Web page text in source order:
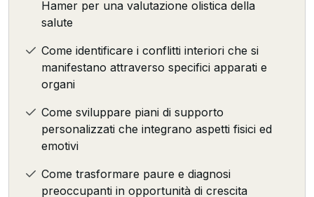
Hamer per una valutazione olistica della
salute
Come identificare i conflitti interiori che si
manifestano attraverso specifici apparati e
organi
Come sviluppare piani di supporto
personalizzati che integrano aspetti fisici ed
emotivi
Come trasformare paure e diagnosi
preoccupanti in opportunità di crescita